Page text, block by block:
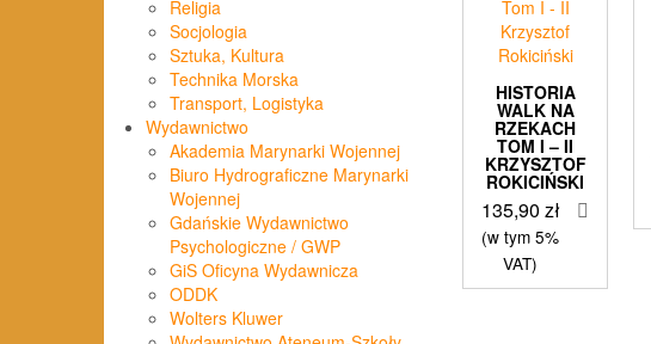
Religia
Socjologia
Sztuka, Kultura
Technika Morska
Transport, Logistyka
Wydawnictwo
Akademia Marynarki Wojennej
Biuro Hydrograficzne Marynarki
Wojennej
Gdańskie Wydawnictwo
Psychologiczne / GWP
GiS Oficyna Wydawnicza
ODDK
Wolters Kluwer
HISTORIA
WALK NA
RZEKACH
TOM I – II
KRZYSZTOF
ROKICIŃSKI
135,90 zł
(w tym 5%
VAT)